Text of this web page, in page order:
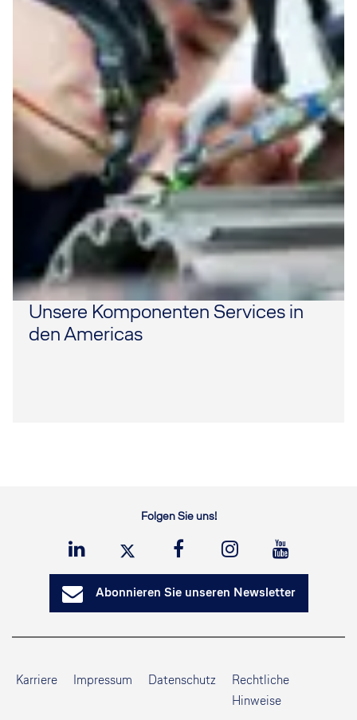
Unsere Komponenten Services in
den Americas
Folgen Sie uns!
Abonnieren Sie unseren Newsletter
Karriere Impressum Datenschutz
Rechtliche
Hinweise